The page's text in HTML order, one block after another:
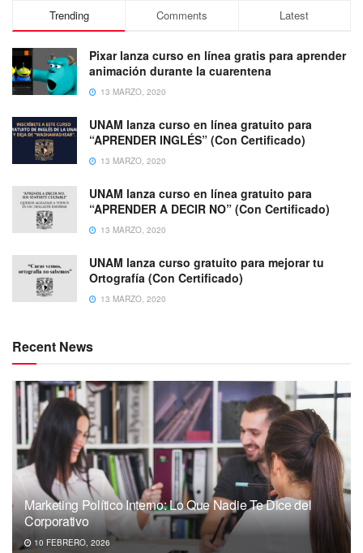
Trending Comments Latest
Pixar lanza curso en línea gratis para aprender
animación durante la cuarentena
13 MARZO, 2020
UNAM lanza curso en línea gratuito para
“APRENDER INGLÉS” (Con Certificado)
13 MARZO, 2020
UNAM lanza curso en línea gratuito para
“APRENDER A DECIR NO” (Con Certificado)
13 MARZO, 2020
UNAM lanza curso gratuito para mejorar tu
Ortografía (Con Certificado)
13 MARZO, 2020
Recent News
Marketing Político Interno: Lo Que Nadie Te Dice del
Corporativo
10 FEBRERO, 2026